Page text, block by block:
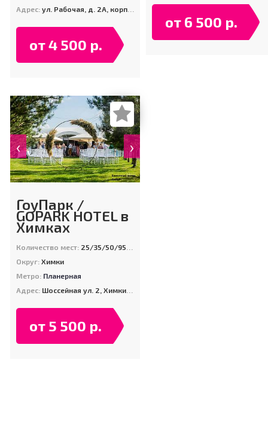
Адрес:ул. Рабочая, д. 2А, корп. 31
от 4 500 р.
от 6 500 р.
‹ ›
ГоуПарк /
GOPARK HOTEL в
Химках
Количество мест: 25/35/50/95/150/170/380/1080
Округ:Химки
Метро: Планерная
Адрес: Шоссейная ул. 2, Химки д. Голиково
от 5 500 р.